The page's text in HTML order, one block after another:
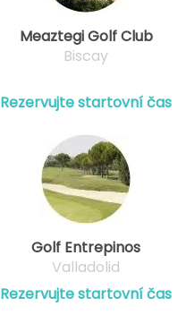
Meaztegi Golf Club
Biscay
Rezervujte startovní čas
Golf Entrepinos
Valladolid
Rezervujte startovní čas